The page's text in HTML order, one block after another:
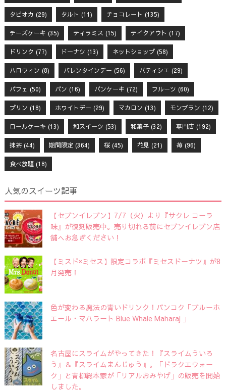
タピオカ (29) タルト (11) チョコレート (135)
チーズケーキ (35) ティラミス (15) テイクアウト (17)
ドリンク (77) ドーナツ (13) ネットショップ(58)
ハロウィン (8) バレンタインデー (56) パティシエ (29)
パフェ (50) パン (16) パンケーキ (72) フルーツ (60)
プリン (18) ホワイトデー (29) マカロン (13) モンブラン (12)
ロールケーキ (13) 和スイーツ (53) 和菓子(32) 専門店(192)
抹茶(44) 期間限定 (364) 桜(45) 花見 (21) 苺(96)
食べ放題(18)
人気のスイーツ記事
【セブンイレブン】7/7（火）より『サクレ コーラ
味』が復刻販売中。売り切れる前にセブンイレブン店
舗へお急ぎください！
【ミスド×ミセス】限定コラボ『ミセスドーナツ』が8
月発売！
色が変わる魔法の青いドリンク！バンコク「ブルーホ
エール・マハラート Blue Whale Maharaj 」
名古屋にスライムがやってきた！『スライムういろ
う』＆『スライムまんじゅう』。「ドラクエウォー
ク」と青柳総本家が「リアルおみやげ」の販売を開始
しました。